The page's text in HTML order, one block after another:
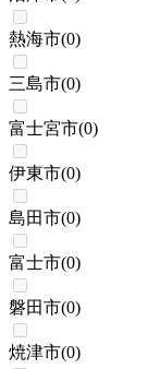
熱海市(0)
三島市(0)
富士宮市(0)
伊東市(0)
島田市(0)
富士市(0)
磐田市(0)
焼津市(0)